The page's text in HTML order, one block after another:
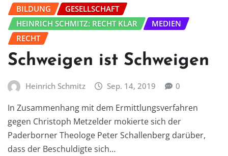
BILDUNG
GESELLSCHAFT
HEINRICH SCHMITZ: RECHT KLAR
MEDIEN
RECHT
Schweigen ist Schweigen
Heinrich Schmitz Sep. 14, 2019 0
In Zusammenhang mit dem Ermittlungsverfahren
gegen Christoph Metzelder mokierte sich der
Paderborner Theologe Peter Schallenberg darüber,
dass der Beschuldigte sich…